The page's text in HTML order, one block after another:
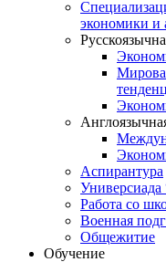
экономики и
Аспирантура
Работа со
Военная
Общежитие
Обучение